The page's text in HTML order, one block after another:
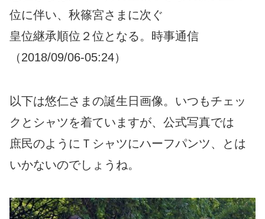
位に伴い、秋篠宮さまに次ぐ
皇位継承順位２位となる。時事通信
（2018/09/06-05:24）
以下は悠仁さまの誕生日画像。いつもチェッ
クとシャツを着ていますが、公式写真では
庶民のようにＴシャツにハーフパンツ、とは
いかないのでしょうね。